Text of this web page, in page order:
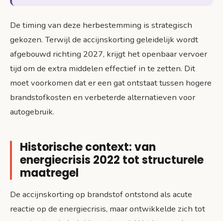
De timing van deze herbestemming is strategisch
gekozen. Terwijl de accijnskorting geleidelijk wordt
afgebouwd richting 2027, krijgt het openbaar vervoer
tijd om de extra middelen effectief in te zetten. Dit
moet voorkomen dat er een gat ontstaat tussen hogere
brandstofkosten en verbeterde alternatieven voor
autogebruik.
Historische context: van
energiecrisis 2022 tot structurele
maatregel
De accijnskorting op brandstof ontstond als acute
reactie op de energiecrisis, maar ontwikkelde zich tot